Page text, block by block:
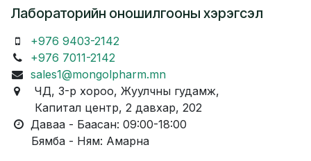
Лабораторийн оношилгооны хэрэгсэл
+976 9403-2142
+976 7011-2142
sales1@mongolpharm.mn
ЧД, 3-р хороо, Жуулчны гудамж,
Капитал центр, 2 давхар, 202
Даваа - Баасан: 09:00-18:00
Бямба - Ням: Амарна